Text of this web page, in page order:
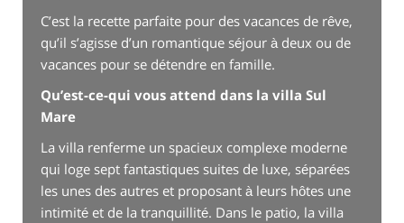
C’est la recette parfaite pour des vacances de rêve,
qu’il s’agisse d’un romantique séjour à deux ou de
vacances pour se détendre en famille.
Qu’est-ce-qui vous attend dans la villa Sul
Mare
La villa renferme un spacieux complexe moderne
qui loge sept fantastiques suites de luxe, séparées
les unes des autres et proposant à leurs hôtes une
intimité et de la tranquillité. Dans le patio, la villa